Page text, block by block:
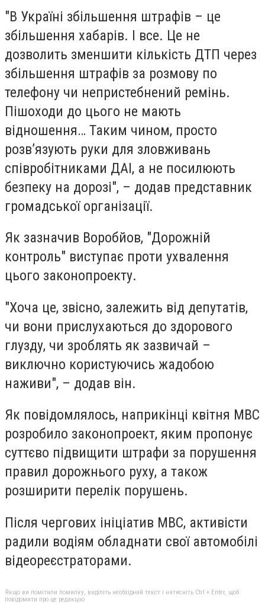
"В Україні збільшення штрафів – це
збільшення хабарів. І все. Це не
дозволить зменшити кількість ДТП через
збільшення штрафів за розмову по
телефону чи непристебнений ремінь.
Пішоходи до цього не мають
відношення… Таким чином, просто
розв’язують руки для зловживань
співробітниками ДАІ, а не посилюють
безпеку на дорозі", – додав представник
громадської організації.
Як зазначив Воробйов, "Дорожній
контроль" виступає проти ухвалення
цього законопроекту.
"Хоча це, звісно, залежить від депутатів,
чи вони прислухаються до здорового
глузду, чи зроблять як зазвичай –
виключно користуючись жадобою
наживи", – додав він.
Як повідомлялось, наприкінці квітня МВС
розробило законопроект, яким пропонує
суттєво підвищити штрафи за порушення
правил дорожнього руху, а також
розширити перелік порушень.
Після чергових ініціатив МВС, активісти
радили водіям обладнати свої автомобілі
відеореєстраторами.
Якщо ви помітили помилку, виділіть необхідний текст і натисніть Ctrl + Enter, щоб
повідомити про це редакцію